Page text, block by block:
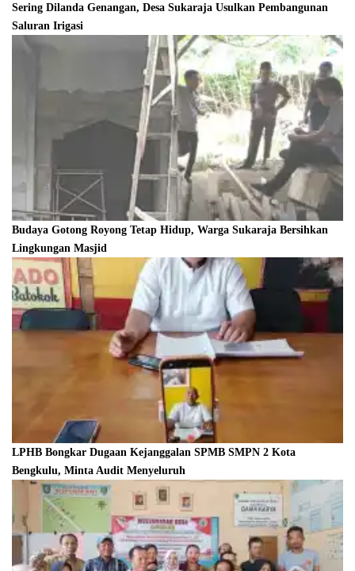
Sering Dilanda Genangan, Desa Sukaraja Usulkan Pembangunan
Saluran Irigasi
Budaya Gotong Royong Tetap Hidup, Warga Sukaraja Bersihkan
Lingkungan Masjid
LPHB Bongkar Dugaan Kejanggalan SPMB SMPN 2 Kota
Bengkulu, Minta Audit Menyeluruh